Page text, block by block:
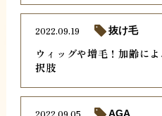
ウィッグや増毛！加齢に
択肢
2022.09.19 抜け毛
AGA